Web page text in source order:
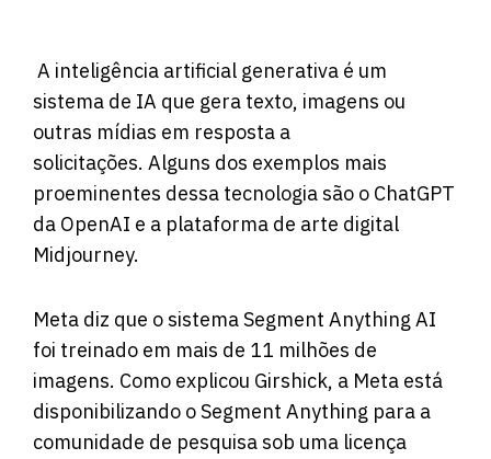
A inteligência artificial generativa é um
sistema de IA que gera texto, imagens ou
outras mídias em resposta a
solicitações. Alguns dos exemplos mais
proeminentes dessa tecnologia são o ChatGPT
da OpenAI e a plataforma de arte digital
Midjourney.
Meta diz que o sistema Segment Anything AI
foi treinado em mais de 11 milhões de
imagens. Como explicou Girshick, a Meta está
disponibilizando o Segment Anything para a
comunidade de pesquisa sob uma licença